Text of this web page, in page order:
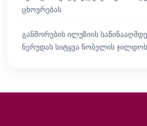
ცხოვრებას
განშორების ილუზიის
ნერუდას სიტყვა ნობელის ჯილდოს